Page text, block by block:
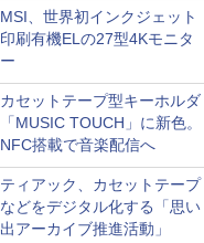
MSI、世界初インクジェット
印刷有機ELの27型4Kモニタ
ー
カセットテープ型キーホルダ
「MUSIC TOUCH」に新色。
NFC搭載で音楽配信へ
ティアック、カセットテープ
などをデジタル化する「思い
出アーカイブ推進活動」